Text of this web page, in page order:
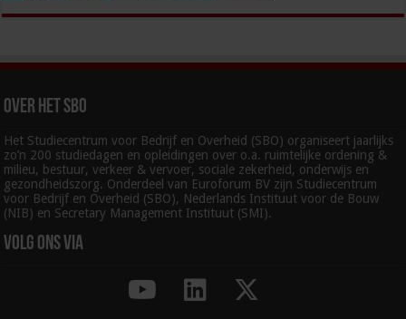
Over het SBO
Het Studiecentrum voor Bedrijf en Overheid (SBO) organiseert jaarlijks
zo’n 200 studiedagen en opleidingen over o.a. ruimtelijke ordening &
milieu, bestuur, verkeer & vervoer, sociale zekerheid, onderwijs en
gezondheidszorg. Onderdeel van Euroforum BV zijn Studiecentrum
voor Bedrijf en Overheid (SBO), Nederlands Instituut voor de Bouw
(NIB) en Secretary Management Instituut (SMI).
Volg ons via